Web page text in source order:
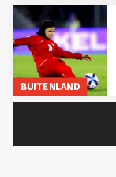
BUITENLAND